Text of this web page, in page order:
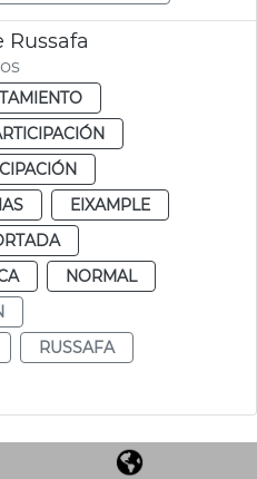
Russafa
EIXAMPLE
NORMAL
RUSSAFA